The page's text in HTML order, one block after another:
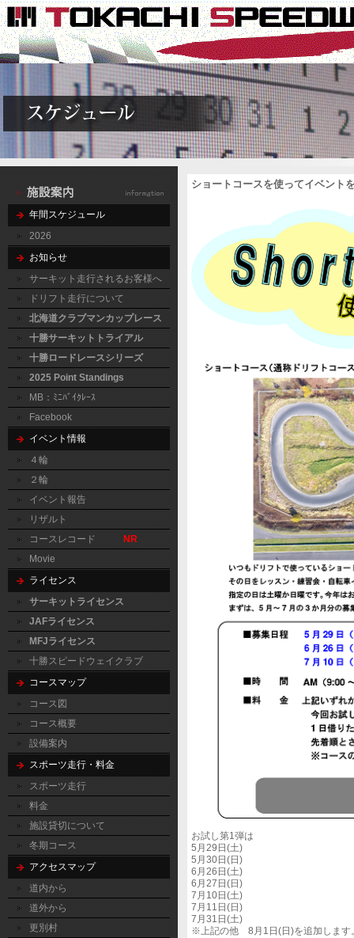
年間スケジュール
2026
お知らせ
サーキット走行されるお客様へ
ドリフト走行について
北海道クラブマンカップレース
十勝サーキットトライアル
十勝ロードレースシリーズ
2025 Point Standings
MB：ﾐﾆﾊﾞｲｸﾚｰｽ
Facebook
イベント情報
４輪
２輪
イベント報告
リザルト
コースレコード
NR
Movie
ライセンス
サーキットライセンス
JAFライセンス
MFJライセンス
十勝スピードウェイクラブ
コースマップ
コース図
コース概要
設備案内
スポーツ走行・料金
スポーツ走行
料金
施設貸切について
冬期コース
アクセスマップ
道内から
道外から
更別村
ショートコースを使ってイベント
お試し第1弾は
5月29日(土)
5月30日(日)
6月26日(土)
6月27日(日)
7月10日(土)
7月11日(日)
7月31日(土)
※上記の他 8月1日(日)を追加します